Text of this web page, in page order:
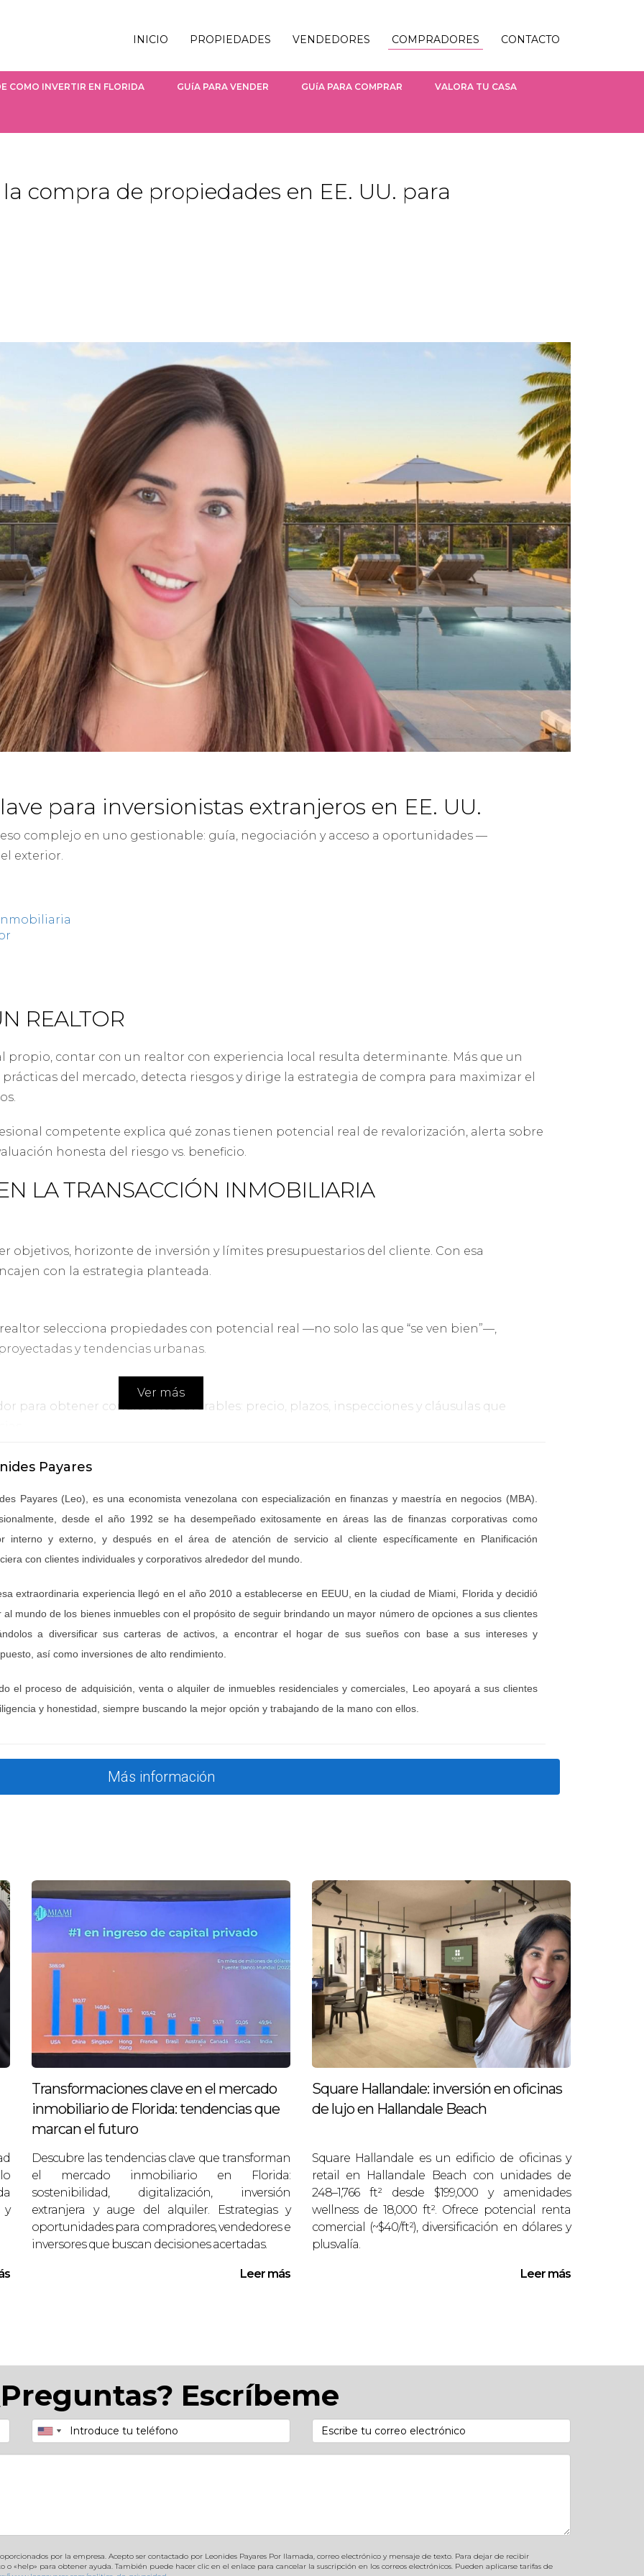
INICIO PROPIEDADES VENDEDORES COMPRADORES CONTACTO
COMO INVERTIR EN FLORIDA GUíA PARA VENDER GUíA PARA COMPRAR VALORA TU CASA
compra de propiedades en EE. UU. para
para inversionistas extranjeros en EE. UU.
complejo en uno gestionable: guía, negociación y acceso a oportunidades —
exterior.
REALTOR
contar con un realtor con experiencia local resulta determinante. Más que un
del mercado, detecta riesgos y dirige la estrategia de compra para maximizar el
competente explica qué zonas tienen potencial real de revalorización, alerta sobre
honesta del riesgo vs. beneficio.
LA TRANSACCIÓN INMOBILIARIA
objetivos, horizonte de inversión y límites presupuestarios del cliente. Con esa
con la estrategia planteada.
selecciona propiedades con potencial real —no solo las que “se ven bien”—,
y tendencias urbanas.
para obtener condiciones favorables: precio, plazos, inspecciones y cláusulas que
necesaria, ayuda a presentar la oferta y conecta con prestamistas, inspectores y
fricciones.
alcanzados y que todos los requisitos legales estén cubiertos, protegiendo al
CON UN REALTOR
que van más allá de mostrar propiedades:
off-market y avisos tempranos que no aparecen públicamente.
micro-zonas con mayor potencial y comprensión de la dinámica del vecindario.
REALTORS
su realtor facilitó la búsqueda de locales comerciales, asesoró sobre zonificación y
legal necesario para una compra segura y escalable.
de ingreso):con apoyo del realtor, pudieron acceder a barrios emergentes y ejecutar
logrando rentabilidades superiores luego de un análisis de demanda local.
la elección del equipo local transforma oportunidades en resultados.”
formalidad: es una decisión estratégica. Su experiencia reduce la incertidumbre,
inversor extranjero no tendría por sí solo. Elegir bien al profesional y mantener una
prioriza realtors con historial probado en clientes internacionales y referencias
de un agente?
de contratarlo?
trabajo con un realtor?
Ver más
Payares
Payares (Leo), es una economista venezolana con especialización en finanzas y maestría en negocios (MBA).
desde el año 1992 se ha desempeñado exitosamente en áreas las de finanzas corporativas como
interno y externo, y después en el área de atención de servicio al cliente específicamente en Planificación
con clientes individuales y corporativos alrededor del mundo.
extraordinaria experiencia llegó en el año 2010 a establecerse en EEUU, en la ciudad de Miami, Florida y decidió
al mundo de los bienes inmuebles con el propósito de seguir brindando un mayor número de opciones a sus clientes
a diversificar sus carteras de activos, a encontrar el hogar de sus sueños con base a sus intereses y
así como inversiones de alto rendimiento.
el proceso de adquisición, venta o alquiler de inmuebles residenciales y comerciales, Leo apoyará a sus clientes
y honestidad, siempre buscando la mejor opción y trabajando de la mano con ellos.
Más información
y
Transformaciones clave en el mercado
inmobiliario de Florida: tendencias que
marcan el futuro
Descubre las tendencias clave que transforman
el mercado inmobiliario en Florida:
sostenibilidad, digitalización, inversión
extranjera y auge del alquiler. Estrategias y
oportunidades para compradores, vendedores e
inversores que buscan decisiones acertadas.
Leer más
Square Hallandale: inversión en oficinas
de lujo en Hallandale Beach
Square Hallandale es un edificio de oficinas y
retail en Hallandale Beach con unidades de
248–1,766 ft² desde $199,000 y amenidades
wellness de 18,000 ft². Ofrece potencial renta
comercial (~$40/ft²), diversificación en dólares y
plusvalía.
Leer más
Escríbeme
por la empresa. Acepto ser contactado por Leonides Payares Por llamada, correo electrónico y mensaje de texto. Para dejar de recibir
«help» para obtener ayuda. También puede hacer clic en el enlace para cancelar la suscripción en los correos electrónicos. Pueden aplicarse tarifas de